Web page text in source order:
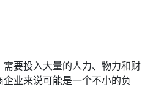
要投入大量的人力、物力和财
业来说可能是一个不小的负